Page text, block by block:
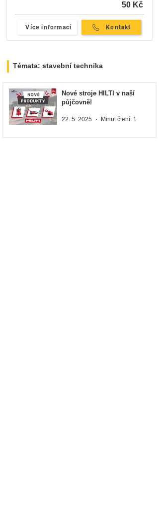
50 Kč
Více informací Kontakt
Témata: stavební technika
Nové stroje HILTI v naší
půjčovně!
22. 5. 2025 Minut čtení: 1